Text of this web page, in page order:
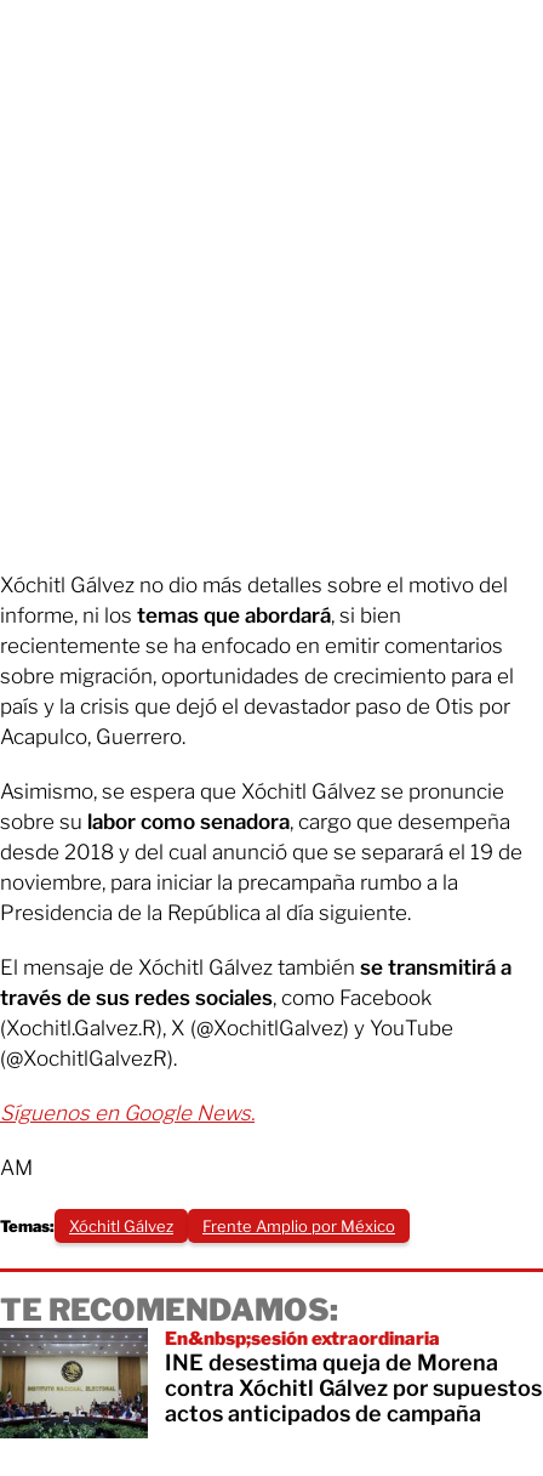
Xóchitl Gálvez no dio más detalles sobre el motivo del
informe, ni los temas que abordará, si bien
recientemente se ha enfocado en emitir comentarios
sobre migración, oportunidades de crecimiento para el
país y la crisis que dejó el devastador paso de Otis por
Acapulco, Guerrero.
Asimismo, se espera que Xóchitl Gálvez se pronuncie
sobre su labor como senadora, cargo que desempeña
desde 2018 y del cual anunció que se separará el 19 de
noviembre, para iniciar la precampaña rumbo a la
Presidencia de la República al día siguiente.
El mensaje de Xóchitl Gálvez también se transmitirá a
través de sus redes sociales, como Facebook
(Xochitl.Galvez.R), X (@XochitlGalvez) y YouTube
(@XochitlGalvezR).
Síguenos en Google News.
AM
Temas: Xóchitl Gálvez Frente Amplio por México
TE RECOMENDAMOS:
En&nbsp;sesión extraordinaria
INE desestima queja de Morena
contra Xóchitl Gálvez por supuestos
actos anticipados de campaña